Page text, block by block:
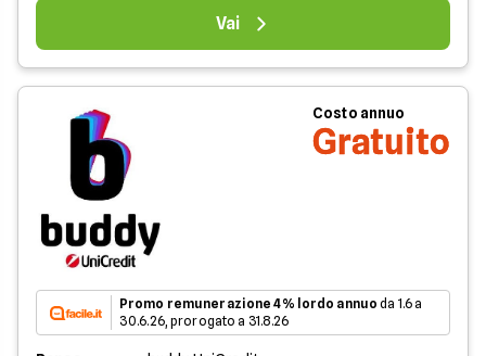
Vai
Costo annuo
Gratuito
Promo remunerazione 4% lordo annuo da 1.6 a
30.6.26, prorogato a 31.8.26